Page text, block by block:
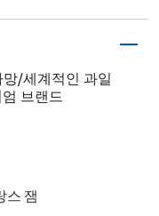
/세계적인 과일
브랜드
스 잼